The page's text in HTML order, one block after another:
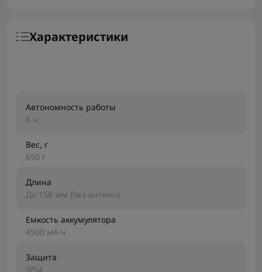
Характеристики
Автономность работы
6 ч
Вес, г
650 г
Длина
До 158 мм (без антенн)
Емкость аккумулятора
4500 мА·ч
Защита
IP54